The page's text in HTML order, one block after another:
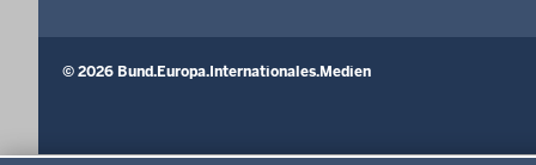
© 2026 Bund.Europa.Internationales.Medien